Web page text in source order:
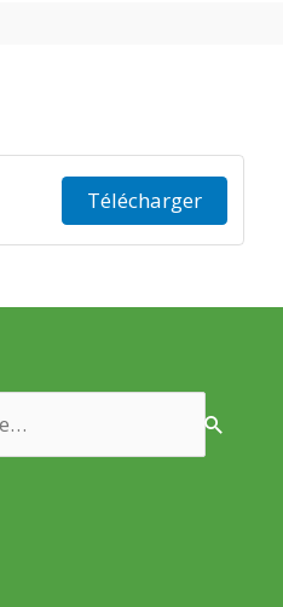
Télécharger